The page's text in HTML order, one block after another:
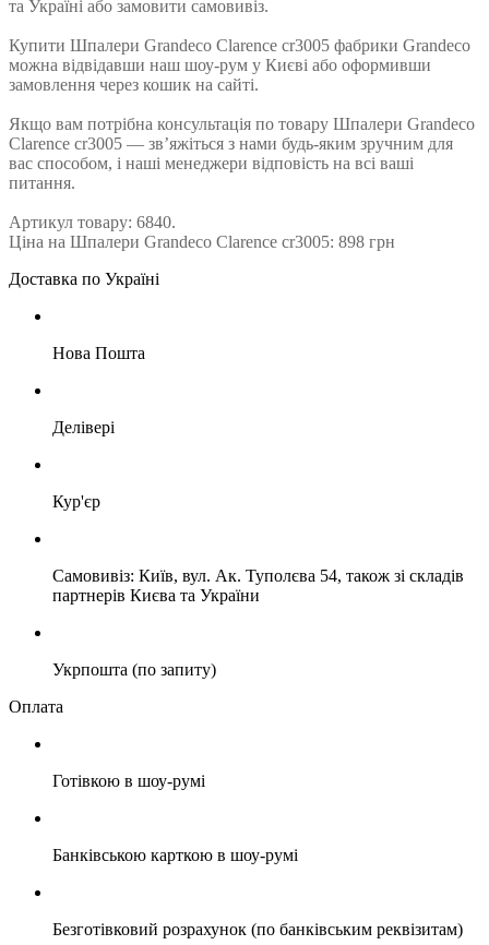
та Україні або замовити самовивіз.
Купити Шпалери Grandeco Clarence cr3005 фабрики Grandeco
можна відвідавши наш шоу-рум у Києві або оформивши
замовлення через кошик на сайті.
Якщо вам потрібна консультація по товару Шпалери Grandeco
Clarence cr3005 — зв’яжіться з нами будь-яким зручним для
вас способом, і наші менеджери відповість на всі ваші
питання.
Артикул товару: 6840.
Ціна на Шпалери Grandeco Clarence cr3005: 898 грн
Доставка по Україні
Нова Пошта
Делівері
Кур'єр
Самовивіз: Київ, вул. Ак. Туполєва 54, також зі складів
партнерів Києва та України
Укрпошта (по запиту)
Оплата
Готівкою в шоу-румі
Банківською карткою в шоу-румі
Безготівковий розрахунок (по банківським реквізитам)